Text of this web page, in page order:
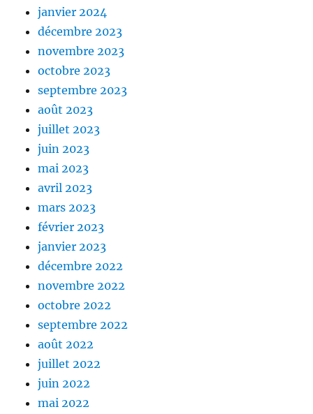
janvier 2024
décembre 2023
novembre 2023
octobre 2023
septembre 2023
août 2023
juillet 2023
juin 2023
mai 2023
avril 2023
mars 2023
février 2023
janvier 2023
décembre 2022
novembre 2022
octobre 2022
septembre 2022
août 2022
juillet 2022
juin 2022
mai 2022